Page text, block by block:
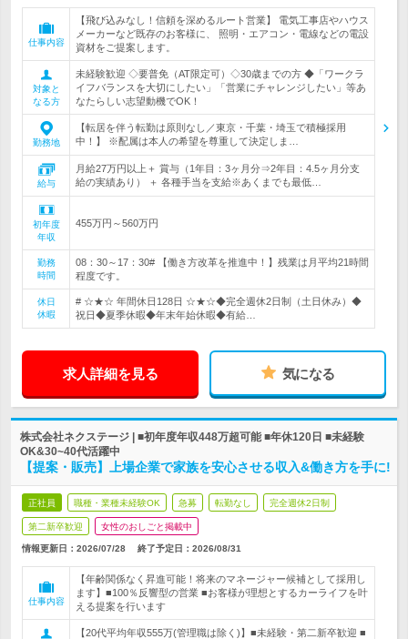
仕事内容
【飛び込みなし！信頼を深めるルート営業】 電気工事店やハウス
メーカーなど既存のお客様に、 照明・エアコン・電線などの電設
資材をご提案します。
対象と
なる方
未経験歓迎 ◇要普免（AT限定可）◇30歳までの方 ◆「ワークラ
イフバランスを大切にしたい」「営業にチャレンジしたい」等あ
なたらしい志望動機でOK！
勤務地
【転居を伴う転勤は原則なし／東京・千葉・埼玉で積極採用
中！】 ※配属は本人の希望を尊重して決定しま…
給与
月給27万円以上＋ 賞与（1年目：3ヶ月分⇒2年目：4.5ヶ月分支
給の実績あり） ＋ 各種手当を支給※あくまでも最低…
初年度
年収
455万円～560万円
勤務
時間
08：30～17：30# 【働き方改革を推進中！】残業は月平均21時間
程度です。
休日
休暇
# ☆★☆ 年間休日128日 ☆★☆◆完全週休2日制（土日休み）◆
祝日◆夏季休暇◆年末年始休暇◆有給…
求人詳細を見る 気になる
株式会社ネクステージ | ■初年度年収448万超可能 ■年休120日 ■未経験
OK&30~40代活躍中
【提案・販売】上場企業で家族を安心させる収入&働き方を手に!
正社員 職種・業種未経験OK 急募 転勤なし 完全週休2日制
第二新卒歓迎 女性のおしごと掲載中
情報更新日：2026/07/28 終了予定日： 2026/08/31
仕事内容
【年齢関係なく昇進可能！将来のマネージャー候補として採用し
ます】■100％反響型の営業 ■お客様が理想とするカーライフを叶
える提案を行います
【20代平均年収555万(管理職は除く)】■未経験・第二新卒歓迎 ■